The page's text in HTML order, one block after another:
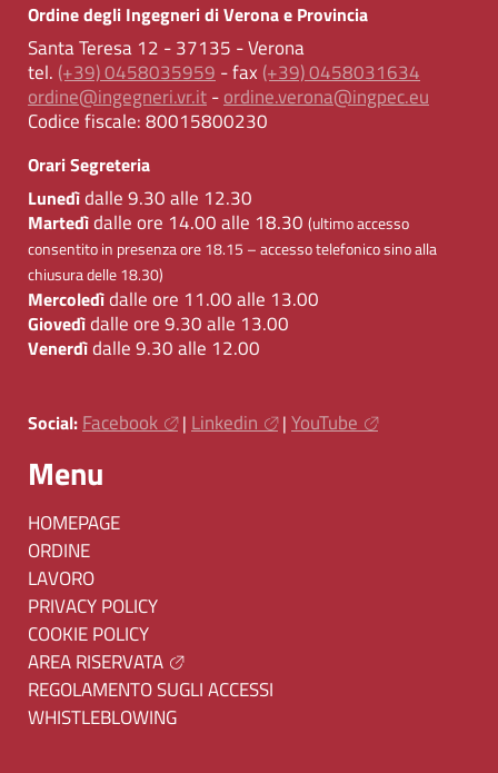
Ordine degli Ingegneri di Verona e Provincia
Santa Teresa 12 - 37135 - Verona
tel. (+39) 0458035959- fax (+39) 0458031634
ordine@ingegneri.vr.it-ordine.verona@ingpec.eu
Codice fiscale:80015800230
Orari Segreteria
Lunedìdalle 9.30 alle 12.30
Martedìdalle ore 14.00 alle 18.30 (ultimo accesso
consentito in presenza ore 18.15 – accesso telefonico sino alla
chiusura delle 18.30)
Mercoledìdalle ore 11.00 alle 13.00
Giovedìdalle ore 9.30 alle 13.00
Venerdìdalle 9.30 alle 12.00
Social:Facebook | Linkedin | YouTube
Menu
HOMEPAGE
ORDINE
LAVORO
PRIVACY POLICY
COOKIE POLICY
AREA RISERVATA
REGOLAMENTO SUGLI ACCESSI
WHISTLEBLOWING